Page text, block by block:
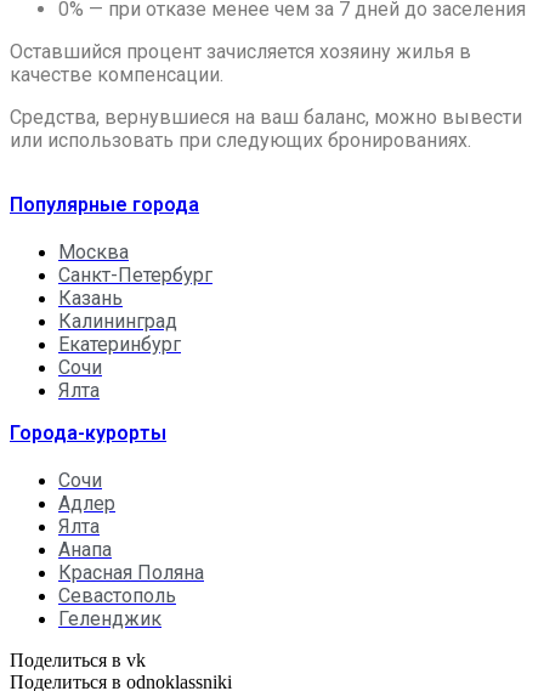
0% — при отказе менее чем за 7 дней до заселения
Оставшийся процент зачисляется хозяину жилья в
качестве компенсации.
Средства, вернувшиеся на ваш баланс, можно вывести
или использовать при следующих бронированиях.
Популярные города
Москва
Санкт-Петербург
Казань
Калининград
Екатеринбург
Сочи
Ялта
Города-курорты
Сочи
Адлер
Ялта
Анапа
Красная Поляна
Севастополь
Геленджик
Поделиться в vk
Поделиться в odnoklassniki